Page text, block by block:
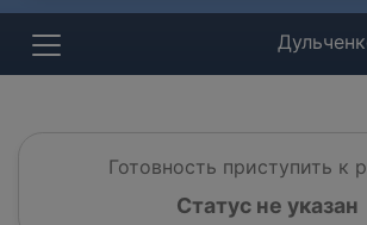
Готовность приступить к
Статус не указан